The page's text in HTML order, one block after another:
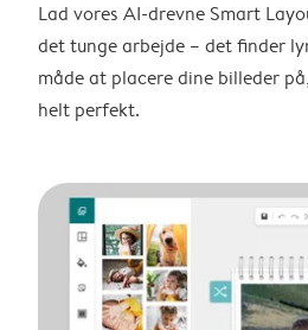
Lad vores AI-drevne Smart
det tunge arbejde – det finder
måde at placere dine billeder
helt perfekt.